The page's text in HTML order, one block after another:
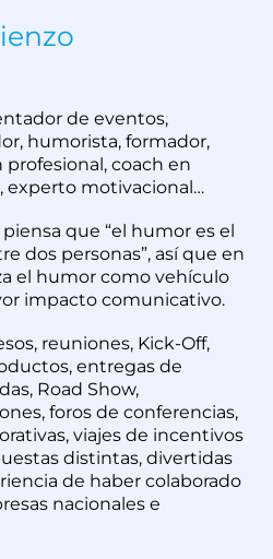
de eventos,
humorista, formador,
coach en
experto motivacional…
que “el humor es el
dos personas”, así que en
el humor como vehículo
impacto comunicativo.
reuniones, Kick-Off,
entregas de
Road Show,
foros de conferencias,
viajes de incentivos
distintas, divertidas
de haber colaborado
nacionales e